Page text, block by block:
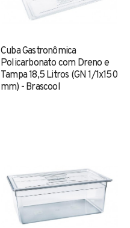
Cuba Gastronômica
Policarbonato com Dreno e
Tampa 18,5 Litros (GN 1/1x150
mm) - Brascool